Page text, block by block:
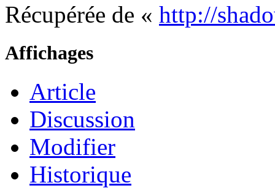
Récupérée de « http://
Affichages
Article
Discussion
Modifier
Historique